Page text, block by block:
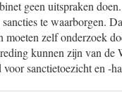
geen uitspraken
te waarborgen.
zelf onderzoek
kunnen zijn van de
sanctietoezicht en -